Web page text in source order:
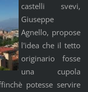
castelli svevi,
Giuseppe
Agnello, propose
l'idea che il tetto
originario fosse
una cupola
potesse servire